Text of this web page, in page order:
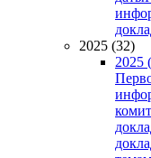
2025 (32)
2025